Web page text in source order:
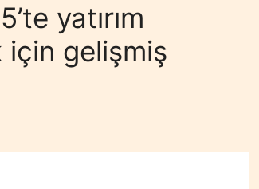
yatırım
gelişmiş